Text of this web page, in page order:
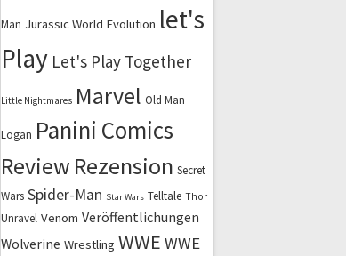
Man Jurassic World Evolution let's
Play Let's Play Together
Little Nightmares Marvel Old Man
Logan Panini Comics
Review Rezension Secret
Wars Spider-Man Star Wars Telltale Thor
Unravel Venom Veröffentlichungen
Wolverine Wrestling WWE WWE